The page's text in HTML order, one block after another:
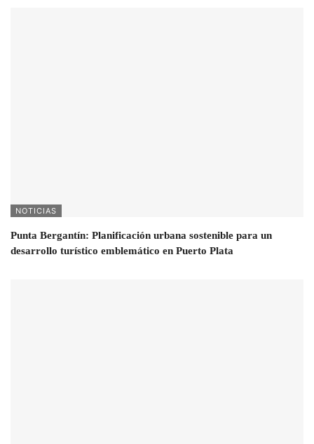
NOTICIAS
Punta Bergantín: Planificación urbana sostenible para un
desarrollo turístico emblemático en Puerto Plata